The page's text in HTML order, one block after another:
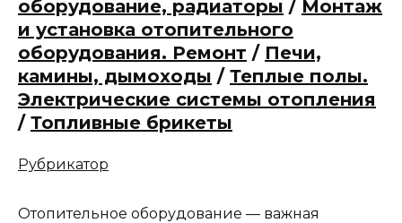
оборудование, радиаторы / Монтаж
и установка отопительного
оборудования. Ремонт / Печи,
камины, дымоходы / Теплые полы.
Электрические системы отопления
/ Топливные брикеты
Рубрикатор
Отопительное оборудование — важная